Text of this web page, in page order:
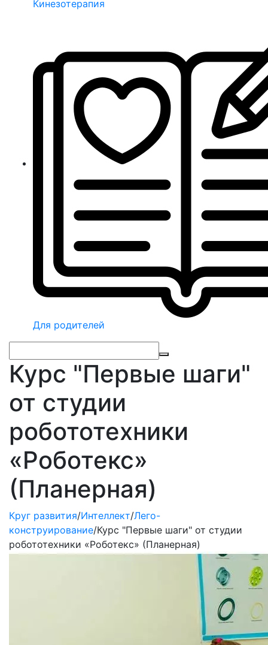
Кинезотерапия
Для родителей
Курс "Первые шаги"
от студии
робототехники
«Роботекс»
(Планерная)
Круг развития/Интеллект/Лего-
конструирование/Курс "Первые шаги" от студии
робототехники «Роботекс» (Планерная)